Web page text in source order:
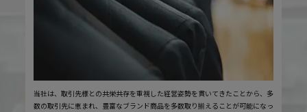
当社は、取引先様との共栄共存を重視した経営姿勢を貫いてきたことから、多
数の取引先に恵まれ、豊富なブランド商品を多数取り揃えることが可能になっ